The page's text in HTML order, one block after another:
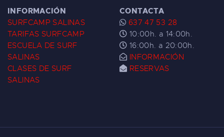
INFORMACIÓN
SURFCAMP SALINAS
TARIFAS SURFCAMP
ESCUELA DE SURF
SALINAS
CLASES DE SURF
SALINAS
CONTACTA
637 47 53 28
10:00h. a 14:00h.
16:00h. a 20:00h.
INFORMACIÓN
RESERVAS